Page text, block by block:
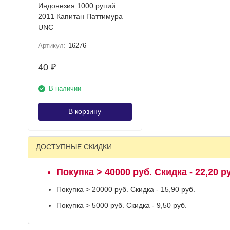
Индонезия 1000 рупий
2011 Капитан Паттимура
UNC
Артикул: 16276
40 ₽
В наличии
В корзину
ДОСТУПНЫЕ СКИДКИ
Покупка > 40000 руб. Скидка - 22,20
Покупка > 20000 руб. Скидка - 15,90 руб.
Покупка > 5000 руб. Скидка - 9,50 руб.